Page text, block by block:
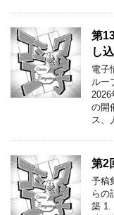
第
し
電子
ルー
の開
ス、
第2
予稿
らの
築 1.